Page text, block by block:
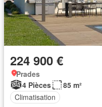
224 900 €
Prades
4 Pièces
85 m²
Climatisation